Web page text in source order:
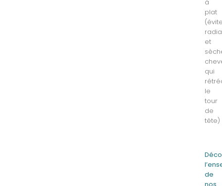
à
plat
et
qui
le
tour
de
tête)
de
nos